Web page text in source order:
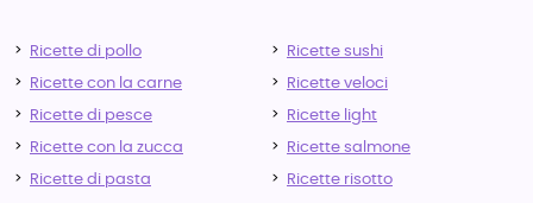
Ricette di pollo
Ricette con la carne
Ricette di pesce
Ricette con la zucca
Ricette di pasta
Ricette sushi
Ricette veloci
Ricette light
Ricette salmone
Ricette risotto